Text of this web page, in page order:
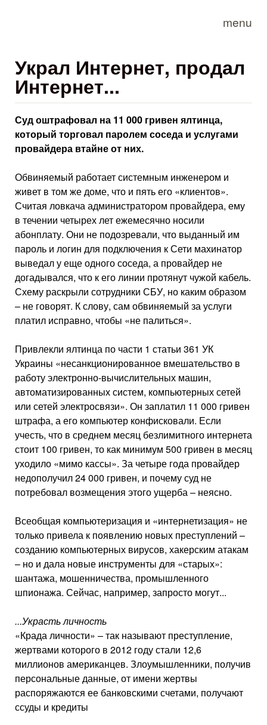
menu
Украл Интернет, продал
Интернет...
Суд оштрафовал на 11 000 гривен ялтинца,
который торговал паролем соседа и услугами
провайдера втайне от них.
Обвиняемый работает системным инженером и
живет в том же доме, что и пять его «клиентов».
Считая ловкача администратором провайдера, ему
в течении четырех лет ежемесячно носили
абонплату. Они не подозревали, что выданный им
пароль и логин для подключения к Сети махинатор
выведал у еще одного соседа, а провайдер не
догадывался, что к его линии протянут чужой кабель.
Схему раскрыли сотрудники СБУ, но каким образом
– не говорят. К слову, сам обвиняемый за услуги
платил исправно, чтобы «не палиться».
Привлекли ялтинца по части 1 статьи 361 УК
Украины «несанкционированное вмешательство в
работу электронно-вычислительных машин,
автоматизированных систем, компьютерных сетей
или сетей электросвязи». Он заплатил 11 000 гривен
штрафа, а его компьютер конфисковали. Если
учесть, что в среднем месяц безлимитного интернета
стоит 100 гривен, то как минимум 500 гривен в месяц
уходило «мимо кассы». За четыре года провайдер
недополучил 24 000 гривен, и почему суд не
потребовал возмещения этого ущерба – неясно.
Всеобщая компьютеризация и «интернетизация» не
только привела к появлению новых преступлений –
созданию компьютерных вирусов, хакерским атакам
– но и дала новые инструменты для «старых»:
шантажа, мошенничества, промышленного
шпионажа. Сейчас, например, запросто могут...
...Украсть личность
«Крада личности» – так называют преступление,
жертвами которого в 2012 году стали 12,6
миллионов американцев. Злоумышленники, получив
персональные данные, от имени жертвы
распоряжаются ее банковскими счетами, получают
ссуды и кредиты